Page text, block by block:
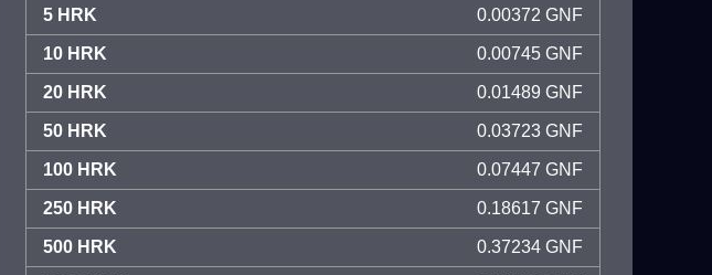
5 HRK 0.00372 GNF
10 HRK 0.00745 GNF
20 HRK 0.01489 GNF
50 HRK 0.03723 GNF
100 HRK 0.07447 GNF
250 HRK 0.18617 GNF
500 HRK 0.37234 GNF